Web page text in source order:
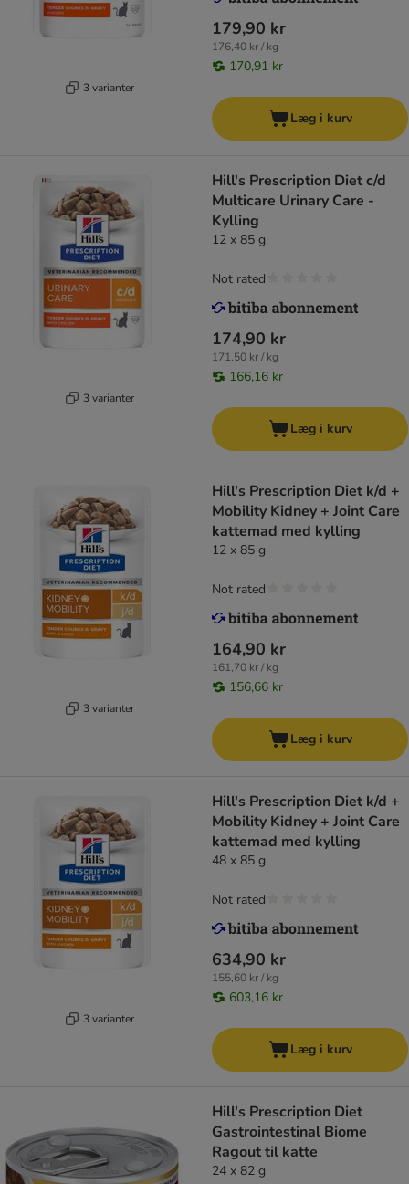
3 varianter
179,90 kr
176,40 kr / kg
170,91 kr
Læg i kurv
3 varianter
Hill's Prescription Diet c/d
Multicare Urinary Care -
Kylling
12 x 85 g
174,90 kr
171,50 kr / kg
166,16 kr
Not rated
Læg i kurv
3 varianter
Hill's Prescription Diet k/d +
Mobility Kidney + Joint Care
kattemad med kylling
12 x 85 g
164,90 kr
161,70 kr / kg
156,66 kr
Not rated
Læg i kurv
3 varianter
Hill's Prescription Diet k/d +
Mobility Kidney + Joint Care
kattemad med kylling
48 x 85 g
634,90 kr
155,60 kr / kg
603,16 kr
Not rated
Læg i kurv
Hill's Prescription Diet
Gastrointestinal Biome
Ragout til katte
24 x 82 g